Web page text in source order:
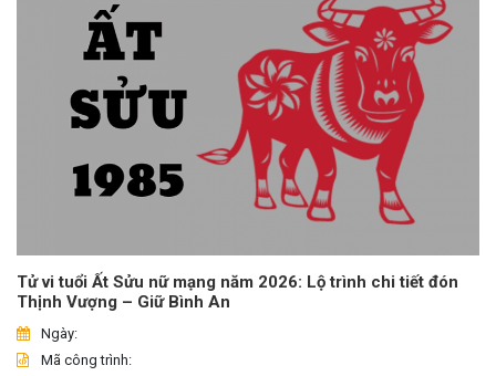
Tử vi tuổi Ất Sửu nữ mạng năm 2026: Lộ trình chi tiết đón
Thịnh Vượng – Giữ Bình An
Ngày:
Mã công trình: